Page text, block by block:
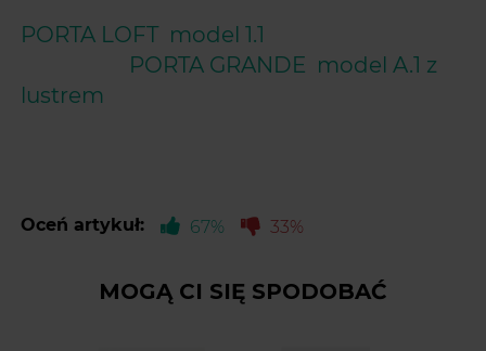
PORTA LOFT model 1.1
PORTA GRANDE model A.1 z
lustrem
Oceń artykuł: 67% 33%